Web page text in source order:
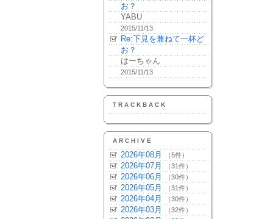
お？
YABU
2015/11/13
Re:下見を兼ねて一杯ど
お？
はーちゃん
2015/11/13
TRACKBACK
ARCHIVE
2026年08月 （5件）
2026年07月 （31件）
2026年06月 （30件）
2026年05月 （31件）
2026年04月 （30件）
2026年03月 （32件）